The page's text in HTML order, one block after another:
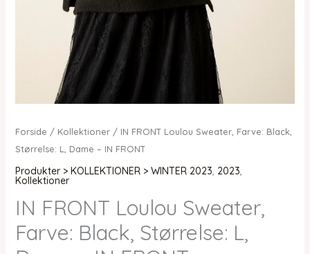
Forside / Kollektioner/ IN FRONT Loulou Sweater, Farve: Black,
Størrelse: L, Dame – IN FRONT
Produkter > KOLLEKTIONER > WINTER 2023, 2023,
Kollektioner
IN FRONT Loulou Sweater,
Farve: Black, Størrelse: L,